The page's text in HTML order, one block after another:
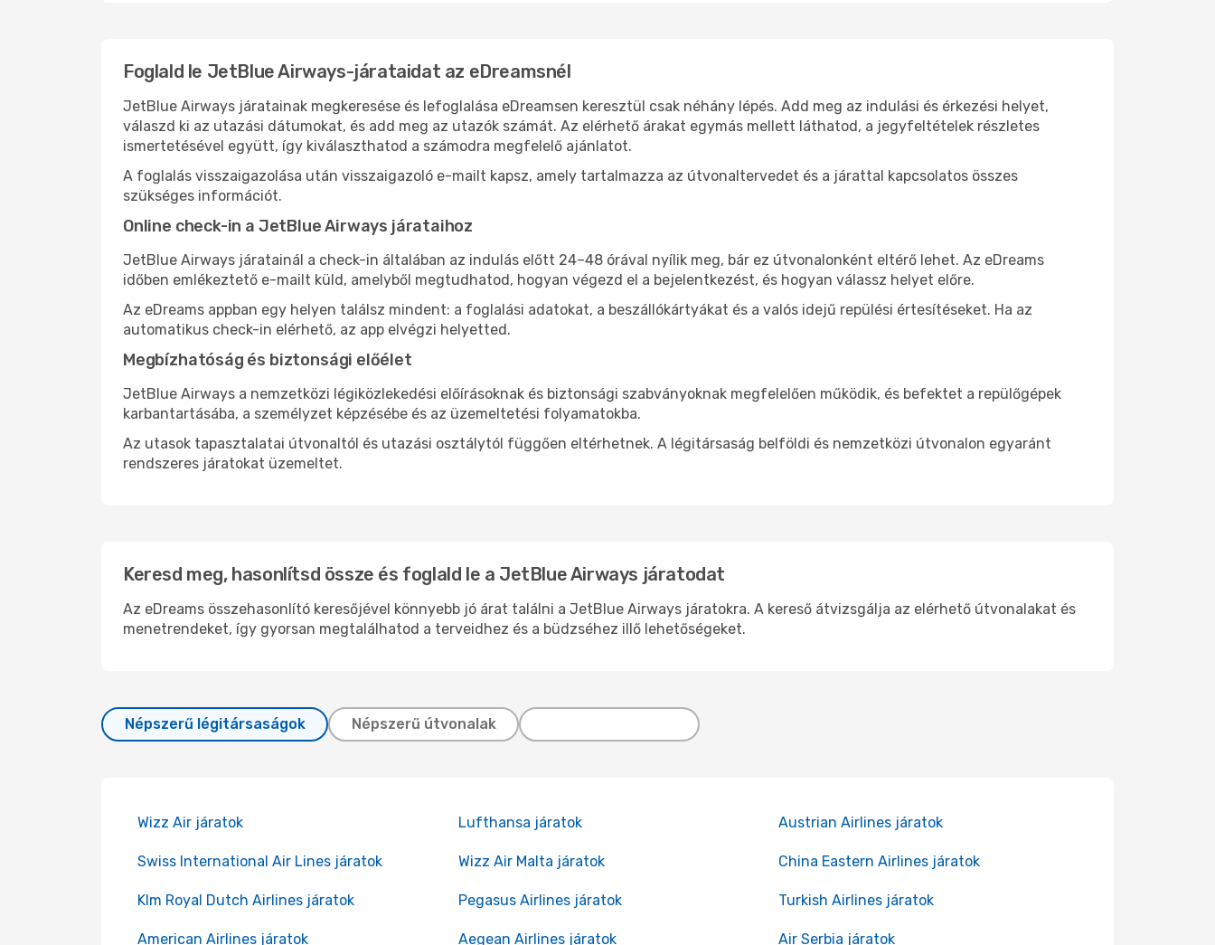
Foglald le JetBlue Airways-járataidat az eDreamsnél
JetBlue Airways járatainak megkeresése és lefoglalása eDreamsen keresztül csak néhány lépés. Add meg az indulási és érkezési helyet,
válaszd ki az utazási dátumokat, és add meg az utazók számát. Az elérhető árakat egymás mellett láthatod, a jegyfeltételek részletes
ismertetésével együtt, így kiválaszthatod a számodra megfelelő ajánlatot.
A foglalás visszaigazolása után visszaigazoló e-mailt kapsz, amely tartalmazza az útvonaltervedet és a járattal kapcsolatos összes
szükséges információt.
Online check-in a JetBlue Airways járataihoz
JetBlue Airways járatainál a check-in általában az indulás előtt 24–48 órával nyílik meg, bár ez útvonalonként eltérő lehet. Az eDreams
időben emlékeztető e-mailt küld, amelyből megtudhatod, hogyan végezd el a bejelentkezést, és hogyan válassz helyet előre.
Az eDreams appban egy helyen találsz mindent: a foglalási adatokat, a beszállókártyákat és a valós idejű repülési értesítéseket. Ha az
automatikus check-in elérhető, az app elvégzi helyetted.
Megbízhatóság és biztonsági előélet
JetBlue Airways a nemzetközi légiközlekedési előírásoknak és biztonsági szabványoknak megfelelően működik, és befektet a repülőgépek
karbantartásába, a személyzet képzésébe és az üzemeltetési folyamatokba.
Az utasok tapasztalatai útvonaltól és utazási osztálytól függően eltérhetnek. A légitársaság belföldi és nemzetközi útvonalon egyaránt
rendszeres járatokat üzemeltet.
Keresd meg, hasonlítsd össze és foglald le a JetBlue Airways járatodat
Az eDreams összehasonlító keresőjével könnyebb jó árat találni a JetBlue Airways járatokra. A kereső átvizsgálja az elérhető útvonalakat és
menetrendeket, így gyorsan megtalálhatod a terveidhez és a büdzséhez illő lehetőségeket.
Népszerű légitársaságok Népszerű útvonalak
Wizz Air járatok Lufthansa járatok Austrian Airlines járatok
Swiss International Air Lines járatok Wizz Air Malta járatok China Eastern Airlines járatok
Klm Royal Dutch Airlines járatok Pegasus Airlines járatok Turkish Airlines járatok
American Airlines járatok Aegean Airlines járatok Air Serbia járatok